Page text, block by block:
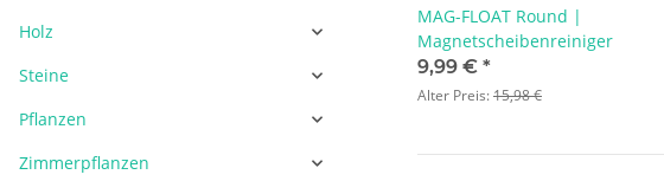
MAG-FLOAT Round |
Magnetscheibenreiniger
9,99 € *
Alter Preis:15,98 €
Holz
Steine
Pflanzen
Zimmerpflanzen